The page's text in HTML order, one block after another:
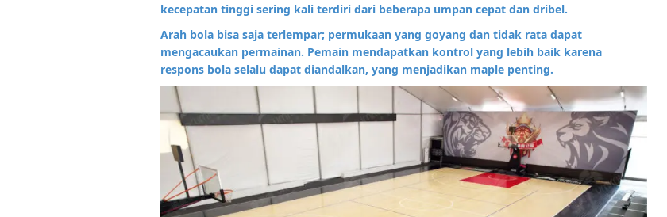
kecepatan tinggi sering kali terdiri dari beberapa umpan cepat dan dribel.
Arah bola bisa saja terlempar; permukaan yang goyang dan tidak rata dapat
mengacaukan permainan. Pemain mendapatkan kontrol yang lebih baik karena
respons bola selalu dapat diandalkan, yang menjadikan maple penting.